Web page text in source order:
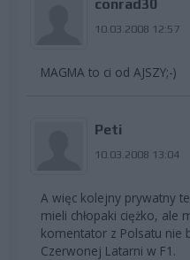
conrad30
10.03.2008 12:57
MAGMA to ci od AJSZY;-)
Peti
10.03.2008 13:04
A więc kolejny prywatny
mieli chłopaki ciężko, ale
komentator z Polsatu nie
Czerwonej Latarni w F1.